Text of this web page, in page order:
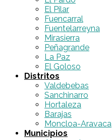
El Pilar
Fuencarral
Fuentelarreyna
Mirasierra
Peñagrande
La Paz
El Goloso
Distritos
Valdebebas
Sanchinarro
Hortaleza
Barajas
Moncloa-Aravaca
Municipios